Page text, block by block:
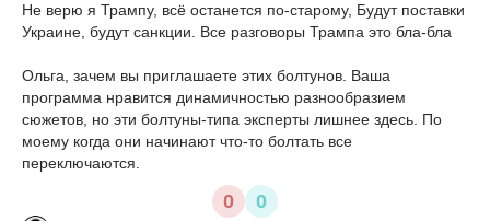
Не верю я Трампу, всё останется по-старому, Будут поставки
Украине, будут санкции. Все разговоры Трампа это бла-бла
Ольга, зачем вы приглашаете этих болтунов. Ваша
программа нравится динамичностью разнообразием
сюжетов, но эти болтуны-типа эксперты лишнее здесь. По
моему когда они начинают что-то болтать все
переключаются.
0 0